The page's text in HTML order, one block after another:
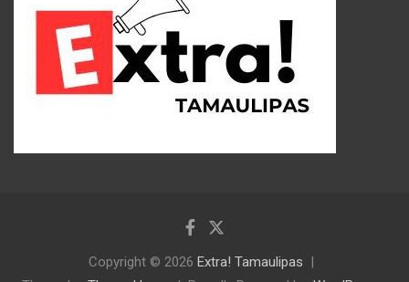
Copyright © 2026 Extra! Tamaulipas